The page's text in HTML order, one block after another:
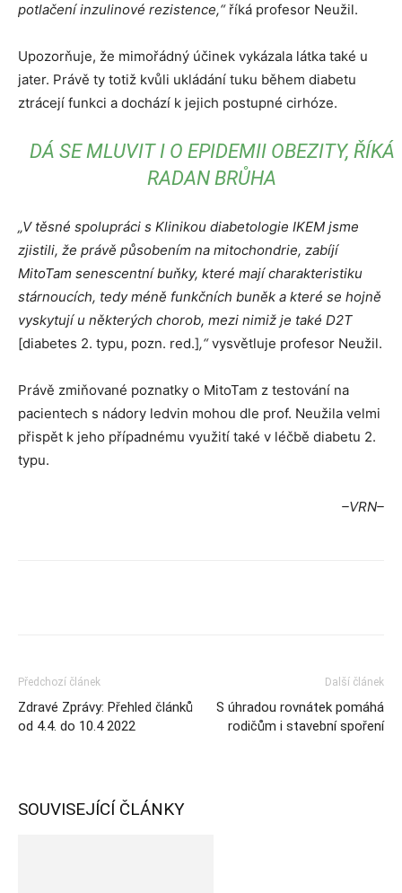
potlačení inzulinové rezistence,“říká profesor Neužil.
Upozorňuje, že mimořádný účinek vykázala látka také u
jater. Právě ty totiž kvůli ukládání tuku během diabetu
ztrácejí funkci a dochází k jejich postupné cirhóze.
DÁ SE MLUVIT I O EPIDEMII OBEZITY, ŘÍKÁ
RADAN BRŮHA
„V těsné spolupráci s Klinikou diabetologie IKEM jsme
zjistili, že právě působením na mitochondrie, zabíjí
MitoTam senescentní buňky, které mají charakteristiku
stárnoucích, tedy méně funkčních buněk a které se hojně
vyskytují u některých chorob, mezi nimiž je také D2T
[diabetes 2. typu, pozn. red.],“vysvětluje profesor Neužil.
Právě zmiňované poznatky o MitoTam z testování na
pacientech s nádory ledvin mohou dle prof. Neužila velmi
přispět k jeho případnému využití také v léčbě diabetu 2.
typu.
–VRN–
Předchozí článek
Zdravé Zprávy: Přehled článků
od 4.4. do 10.4 2022
Další článek
S úhradou rovnátek pomáhá
rodičům i stavební spoření
SOUVISEJÍCÍ ČLÁNKY